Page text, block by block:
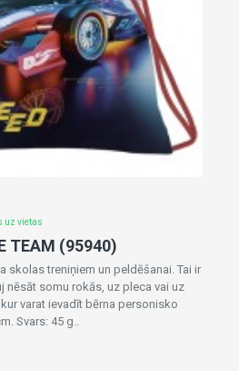
uz vietas
TEAM (95940)
skolas treniņiem un peldēšanai. Tai ir
nēsāt somu rokās, uz pleca vai uz
varat ievadīt bērna personisko
Svars: 45 g..